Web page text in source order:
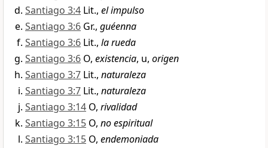
Santiago 3:4 Lit., el impulso
Santiago 3:6 Gr., guéenna
Santiago 3:6 Lit., la rueda
Santiago 3:6 O, existencia, u, origen
Santiago 3:7 Lit., naturaleza
Santiago 3:7 Lit., naturaleza
Santiago 3:14 O, rivalidad
Santiago 3:15 O, no espiritual
Santiago 3:15 O, endemoniada